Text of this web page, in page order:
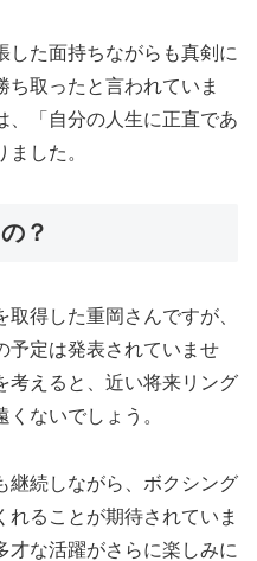
した面持ちながらも真剣に
ち取ったと言われていま
、「自分の人生に正直であ
した。
？
得した重岡さんですが、
予定は発表されていませ
考えると、近い将来リング
ないでしょう。
継続しながら、ボクシング
れることが期待されていま
才な活躍がさらに楽しみに